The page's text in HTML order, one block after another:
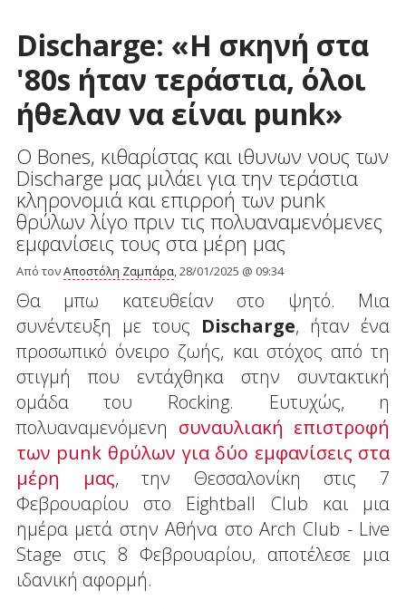
Discharge: «Η σκηνή στα
'80s ήταν τεράστια, όλοι
ήθελαν να είναι punk»
O Bones, κιθαρίστας και ιθυνων νους των
Discharge μας μιλάει για την τεράστια
κληρονομιά και επιρροή των punk
θρύλων λίγο πριν τις πολυαναμενόμενες
εμφανίσεις τους στα μέρη μας
Από τονΑποστόλη Ζαμπάρα, 28/01/2025 @ 09:34
Θα μπω κατευθείαν στο ψητό. Μια
συνέντευξη με τους Discharge, ήταν ένα
προσωπικό όνειρο ζωής, και στόχος από τη
στιγμή που εντάχθηκα στην συντακτική
ομάδα του Rocking. Ευτυχώς, η
πολυαναμενόμενη συναυλιακή επιστροφή
των punk θρύλων για δύο εμφανίσεις στα
μέρη μας, την Θεσσαλονίκη στις 7
Φεβρουαρίου στο Eightball Club και μια
ημέρα μετά στην Αθήνα στο Arch Club - Live
Stage στις 8 Φεβρουαρίου, αποτέλεσε μια
ιδανική αφορμή.